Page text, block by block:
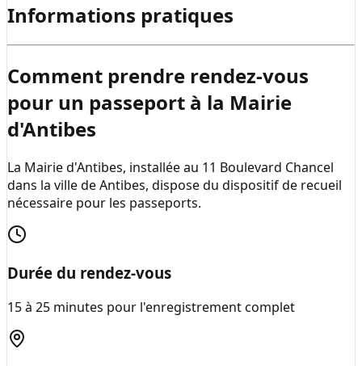
Informations pratiques
Comment prendre rendez-vous
pour un passeport à la Mairie
d'Antibes
La Mairie d'Antibes, installée au 11 Boulevard Chancel
dans la ville de Antibes, dispose du dispositif de recueil
nécessaire pour les passeports.
Durée du rendez-vous
15 à 25 minutes pour l'enregistrement complet